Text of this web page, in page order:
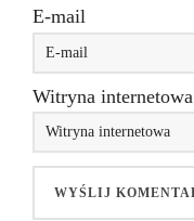
E-mail
Witryna internetowa